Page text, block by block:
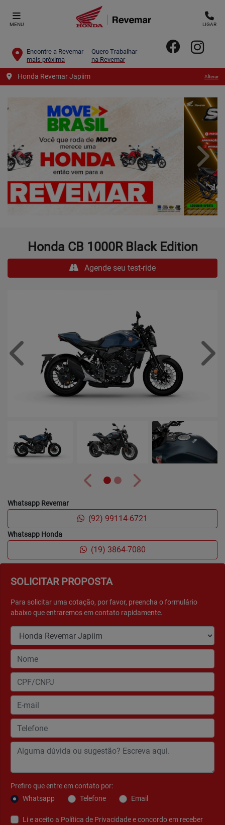
MENU LIGAR
Encontre a Revemar
mais próxima
Quero Trabalhar
na Revemar
Honda Revemar Japiim Alterar
templates.template-
HondaCB 1000R Black Edition
Agende seu test-ride
SOLICITAR PROPOSTA
Para solicitar uma cotação, por favor, preencha o formulário
abaixo que entraremos em contato rapidamente.
Prefiro que entre em contato por:
Whatsapp
Telefone Email
Li e aceito a Política de Privacidadee concordo em receber
Anterior
Anterior Próximo
Whatsapp Revemar
(92) 99114-6721
Whatsapp Honda
(19) 3864-7080